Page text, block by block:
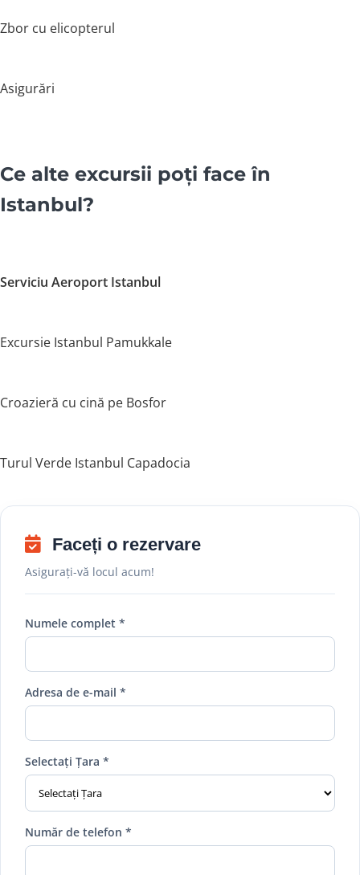
Zbor cu elicopterul
Asigurări
Ce alte excursii poți face în
Istanbul?
Serviciu Aeroport Istanbul
Excursie Istanbul Pamukkale
Croazieră cu cină pe Bosfor
Turul Verde Istanbul Capadocia
Faceți o rezervare
Asigurați-vă locul acum!
Numele complet *
Adresa de e-mail *
Selectați Țara *
Număr de telefon *